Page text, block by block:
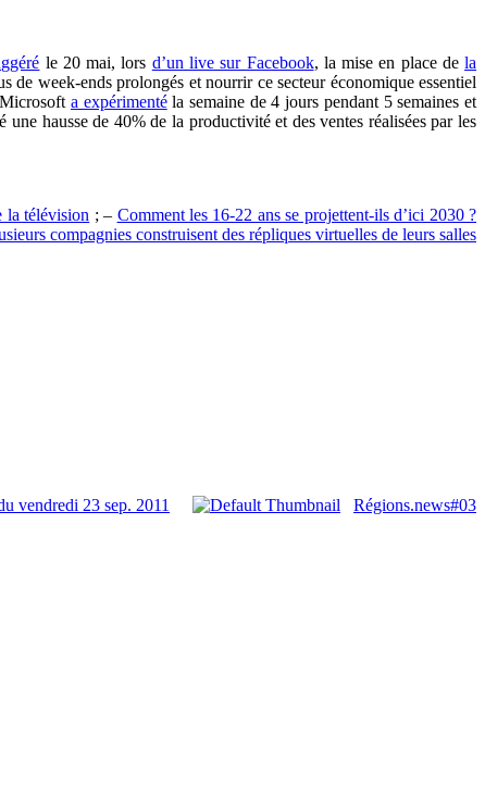
le 20 mai, lors d’un live sur Facebook, la mise en place dela
de week-ends prolongés et nourrir ce secteur économique essentiel
a expérimentéla semaine de 4 jours pendant 5 semaines et
hausse de 40% de la productivité et des ventes réalisées par les
la télévision ; – Comment les 16-22 ans se projettent-ils d’ici 2030 ?
compagnies construisent des répliques virtuelles de leurs salles
vendredi 23 sep. 2011
Régions.news#03